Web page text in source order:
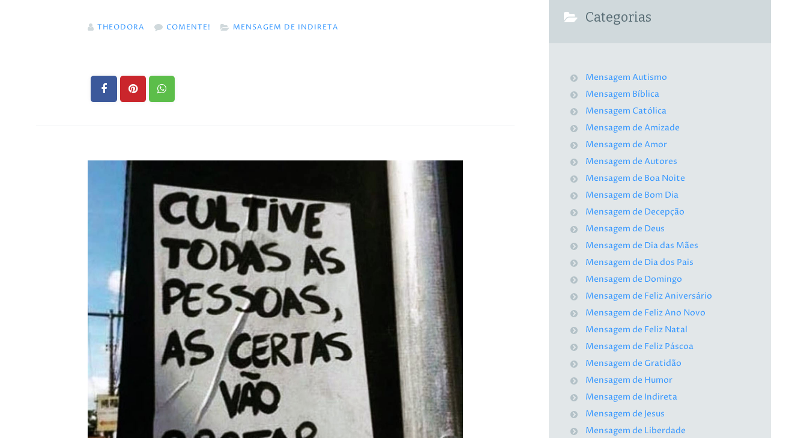
THEODORA COMENTE! MENSAGEM DE INDIRETA
Categorias
Mensagem Autismo
Mensagem Bíblica
Mensagem Católica
Mensagem de Amizade
Mensagem de Amor
Mensagem de Autores
Mensagem de Boa Noite
Mensagem de Bom Dia
Mensagem de Decepção
Mensagem de Deus
Mensagem de Dia das Mães
Mensagem de Dia dos Pais
Mensagem de Domingo
Mensagem de Feliz Aniversário
Mensagem de Feliz Ano Novo
Mensagem de Feliz Natal
Mensagem de Feliz Páscoa
Mensagem de Gratidão
Mensagem de Humor
Mensagem de Indireta
Mensagem de Jesus
Mensagem de Liberdade